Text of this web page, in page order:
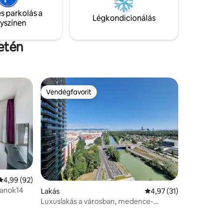
meg az
közvetlenül összekötő, mindössze 10
perces földalatti közlekedés.
parkolás a
Légkondicionálás
értékelés: 5/4,99, 92 vélemény
4,99 (92)
Vendégfavorit
Vendégfavorit
Lakás Átlagos értékelés: 5/
4,97 (31)
Luxuslakás a városban, medence-